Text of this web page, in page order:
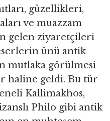
güzellikleri,
ve muazzam
gelen ziyaretçileri
ünü antik
mutlaka görülmesi
haline geldi. Bu tür
Kallimakhos,
Philo gibi antik